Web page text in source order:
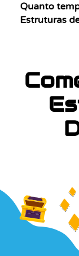
Quanto
Estruturas